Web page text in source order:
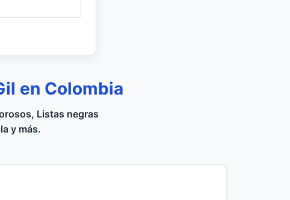
en Colombia
Listas negras
y más.